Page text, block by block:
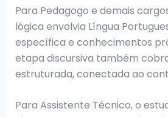
Para Pedagogo e demais
lógica envolvia Língua
específica e conhecimentos
etapa discursiva também
estruturada, conectada ao
Para Assistente Técnico, o